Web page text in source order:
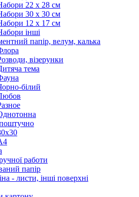
22 х 28 см
30 х 30 см
12 х 17 см
інші
папір, велум, калька
візерунки
тема
білий
работи
папір
- листи, інші поверхні